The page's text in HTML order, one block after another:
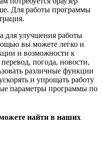
Для работы программы
для улучшения работы
вы можете легко и
и возможности к
погода, новости,
различные функции
и упрощать работу
параметры программы по
найти в наших